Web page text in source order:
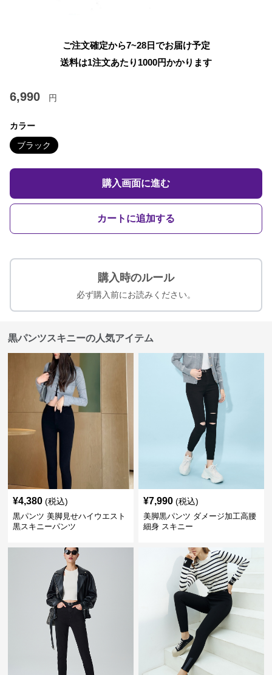
ご注文確定から7~28日でお届け予定
送料は1注文あたり 1000円かかります
6,990 円
カラー
ブラック
購入画面に進む
カートに追加する
購入時のルール
必ず購入前にお読みください。
黒パンツスキニーの人気アイテム
¥4,380 (税込)
黒パンツ 美脚見せハイウエスト
黒スキニーパンツ
¥7,990 (税込)
美脚黒パンツ ダメージ加工高腰
細身 スキニー